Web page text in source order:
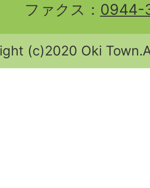
ファクス： 0944-
(c)2020 Oki